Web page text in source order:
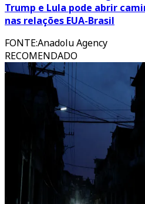
Trump e Lula pode abrir
nas relações EUA-Brasil
FONTE:Anadolu Agency
RECOMENDADO